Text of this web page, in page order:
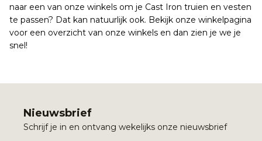
naar een van onze winkels om je Cast Iron truien en vesten
te passen? Dat kan natuurlijk ook. Bekijk onze winkelpagina
voor een overzicht van onze winkels en dan zien je we je
snel!
Nieuwsbrief
Schrijf je in en ontvang wekelijks onze nieuwsbrief